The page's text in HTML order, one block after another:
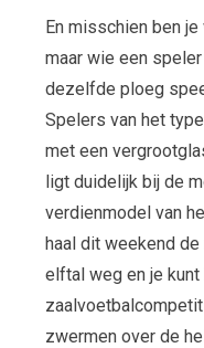
En misschien ben
maar wie een
dezelfde ploeg
Spelers van het
met een
ligt duidelijk bij de
verdienmodel van
haal dit weekend
elftal weg en je
zwermen over de